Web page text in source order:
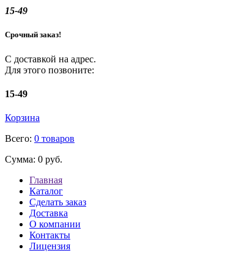
15-49
Срочный заказ!
С доставкой на адрес.
Для этого позвоните:
15-49
Корзина
Всего: 0 товаров
Сумма: 0 руб.
Главная
Каталог
Сделать заказ
Доставка
О компании
Контакты
Лицензия